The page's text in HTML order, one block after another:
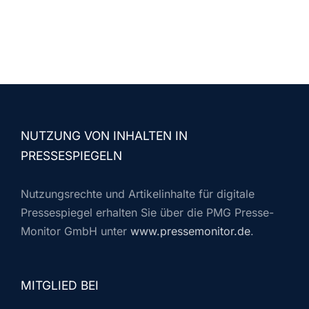
NUTZUNG VON INHALTEN IN
PRESSESPIEGELN
Nutzungsrechte und Artikelinhalte für digitale
Pressespiegel erhalten Sie über die PMG Presse-
Monitor GmbH unter www.pressemonitor.de.
MITGLIED BEI